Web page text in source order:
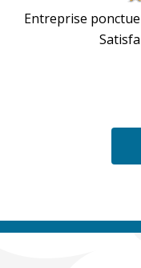
Entreprise